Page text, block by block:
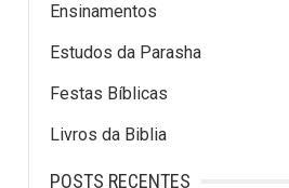
Ensinamentos
Estudos da Parasha
Festas Bíblicas
Livros da Biblia
POSTS RECENTES